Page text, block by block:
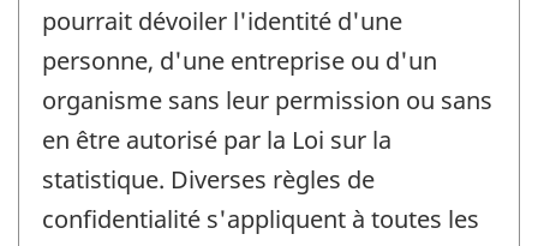
pourrait dévoiler l'identité d'une
personne, d'une entreprise ou d'un
organisme sans leur permission ou sans
en être autorisé par la Loi sur la
statistique. Diverses règles de
confidentialité s'appliquent à toutes les